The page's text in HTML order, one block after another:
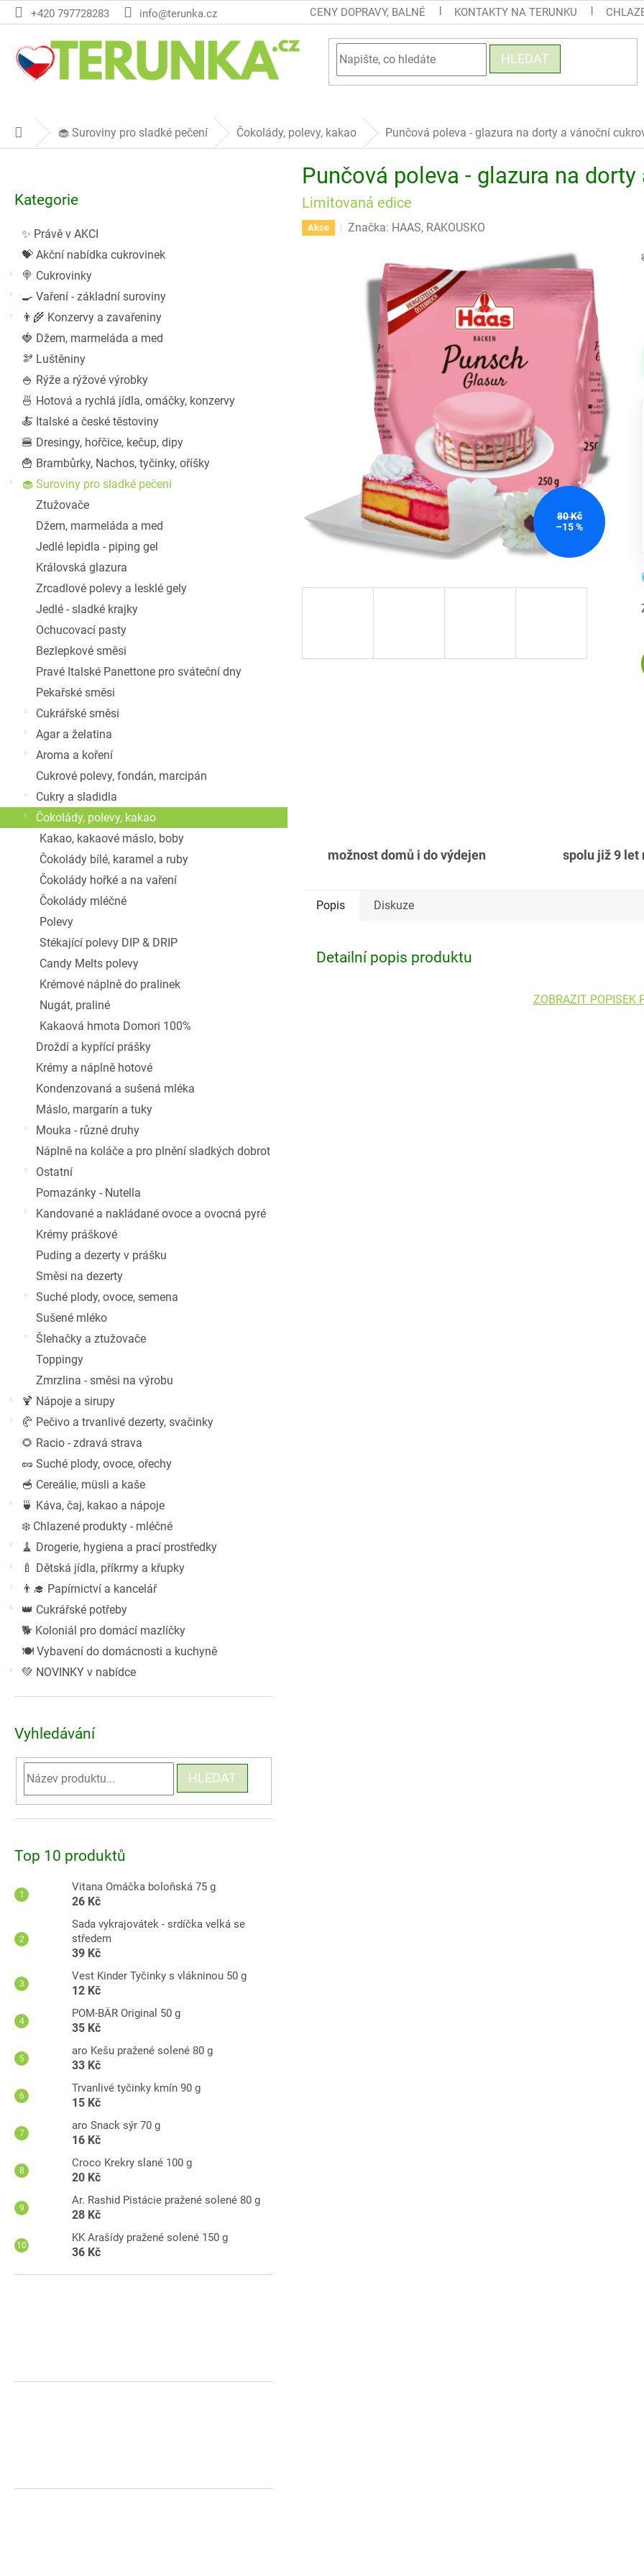
Přejít
na
+420 797728283 info@terunka.cz CENY DOPRAVY, BALNÉ KONTAKTY NA TERUNKU
HLEDAT
Domů 🧁 Suroviny pro sladké pečení Čokolády, polevy, kakao Punčová poleva - glazura na dorty a vánoční
kategorie
Kategorie
✨ Právě v AKCI
💝 Akční nabídka cukrovinek
🍭 Cukrovinky
🍳 Vaření - základní suroviny
👨‍🌾 Konzervy a zavařeniny
🍓 Džem, marmeláda a med
🫘 Luštěniny
🍚 Rýže a rýžové výrobky
🍜 Hotová a rychlá jídla, omáčky, konzervy
🍝 Italské a české těstoviny
🍔 Dresingy, hořčice, kečup, dipy
🍟 Brambůrky, Nachos, tyčinky, oříšky
🧁 Suroviny pro sladké pečení
Ztužovače
Džem, marmeláda a med
Jedlé lepidla - piping gel
Královská glazura
Zrcadlové polevy a lesklé gely
Jedlé - sladké krajky
Ochucovací pasty
Bezlepkové směsi
Pravé Italské Panettone pro sváteční dny
Pekařské směsi
Cukrářské směsi
Agar a želatina
Aroma a koření
Cukrové polevy, fondán, marcipán
Cukry a sladidla
Čokolády, polevy, kakao
Kakao, kakaové máslo, boby
Čokolády bílé, karamel a ruby
Čokolády hořké a na vaření
Čokolády mléčné
Polevy
Stékající polevy DIP & DRIP
Candy Melts polevy
Krémové náplně do pralinek
Nugát, praliné
Kakaová hmota Domori 100%
Droždí a kypřící prášky
Krémy a náplně hotové
Kondenzovaná a sušená mléka
Máslo, margarín a tuky
Mouka - různé druhy
Náplně na koláče a pro plnění sladkých dobrot
Ostatní
Pomazánky - Nutella
Kandované a nakládané ovoce a ovocná pyré
Krémy práškové
Puding a dezerty v prášku
Směsi na dezerty
Suché plody, ovoce, semena
Sušené mléko
Šlehačky a ztužovače
Toppingy
Zmrzlina - směsi na výrobu
🍹 Nápoje a sirupy
🥐 Pečivo a trvanlivé dezerty, svačinky
🌻 Racio - zdravá strava
🥜 Suché plody, ovoce, ořechy
🥣 Cereálie, müsli a kaše
🍵 Káva, čaj, kakao a nápoje
❄️ Chlazené produkty - mléčné
🧹 Drogerie, hygiena a prací prostředky
🍼 Dětská jídla, příkrmy a křupky
👨‍🎓 Papírnictví a kancelář
👑 Cukrářské potřeby
🐕 Koloniál pro domácí mazlíčky
🍽️ Vybavení do domácnosti a kuchyně
💚 NOVINKY v nabídce
Vyhledávání
HLEDAT
Top 10 produktů
Vitana Omáčka boloňská 75 g
26 Kč
Sada vykrajovátek - srdíčka velká se
středem
39 Kč
Vest Kinder Tyčinky s vlákninou 50 g
12 Kč
POM-BÄR Original 50 g
35 Kč
aro Kešu pražené solené 80 g
33 Kč
Trvanlivé tyčinky kmín 90 g
15 Kč
aro Snack sýr 70 g
16 Kč
Croco Krekry slané 100 g
20 Kč
Ar. Rashid Pistácie pražené solené 80 g
28 Kč
KK Arašídy pražené solené 150 g
36 Kč
Punčová poleva - glazura na
Limitovaná edice
Akce Značka: HAAS, RAKOUSKO
80 Kč
–15 %
možnost domů i do výdejen spolu již 9 let
Popis Diskuze
Detailní popis produktu
ZOBRAZIT POPISEK